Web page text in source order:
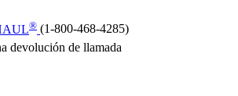
® (1-800-468-4285)
devolución de llamada